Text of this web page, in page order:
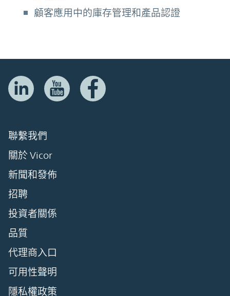
顧客應用中的庫存管理和產品認證
聯繫我們
關於 Vicor
新聞和發佈
招聘
投資者關係
品質
代理商入口
可用性聲明
隱私權政策